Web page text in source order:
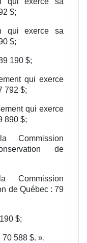
$;
qui exerce sa
$;
190 $;
qui exerce
792 $;
qui exerce
890 $;
Commission
de
de Québec : 79
$;
70 588 $. ».